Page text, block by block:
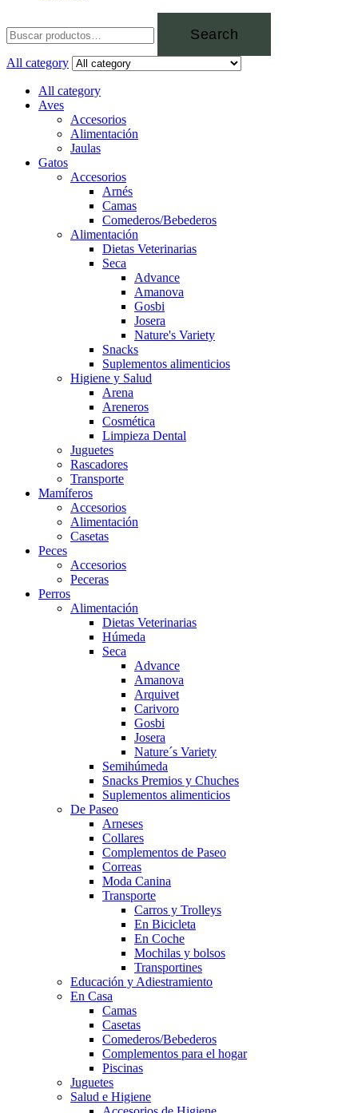
Search
All category
All category
Aves
Accesorios
Alimentación
Jaulas
Gatos
Accesorios
Arnés
Camas
Comederos/Bebederos
Alimentación
Dietas Veterinarias
Seca
Advance
Amanova
Gosbi
Josera
Nature's Variety
Snacks
Suplementos alimenticios
Higiene y Salud
Arena
Areneros
Cosmética
Limpieza Dental
Juguetes
Rascadores
Transporte
Mamíferos
Accesorios
Alimentación
Casetas
Peces
Accesorios
Peceras
Perros
Alimentación
Dietas Veterinarias
Húmeda
Seca
Advance
Amanova
Arquivet
Carivoro
Gosbi
Josera
Nature´s Variety
Semihúmeda
Snacks Premios y Chuches
Suplementos alimenticios
De Paseo
Arneses
Collares
Complementos de Paseo
Correas
Moda Canina
Transporte
Carros y Trolleys
En Bicicleta
En Coche
Mochilas y bolsos
Transportines
Educación y Adiestramiento
En Casa
Camas
Casetas
Comederos/Bebederos
Complementos para el hogar
Piscinas
Juguetes
Salud e Higiene